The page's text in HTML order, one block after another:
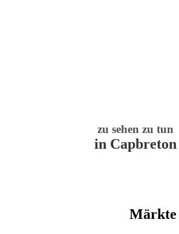
zu sehen zu tun
in Capbreton
Märkte